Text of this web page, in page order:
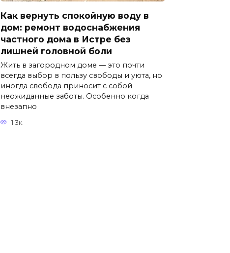
Как вернуть спокойную воду в
дом: ремонт водоснабжения
частного дома в Истре без
лишней головной боли
Жить в загородном доме — это почти
всегда выбор в пользу свободы и уюта, но
иногда свобода приносит с собой
неожиданные заботы. Особенно когда
внезапно
1.3к.